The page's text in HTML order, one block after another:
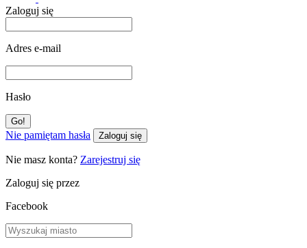
Zaloguj się
Adres e-mail
Hasło
Nie pamiętam hasła Zaloguj się
Nie masz konta? Zarejestruj się
Zaloguj się przez
Facebook